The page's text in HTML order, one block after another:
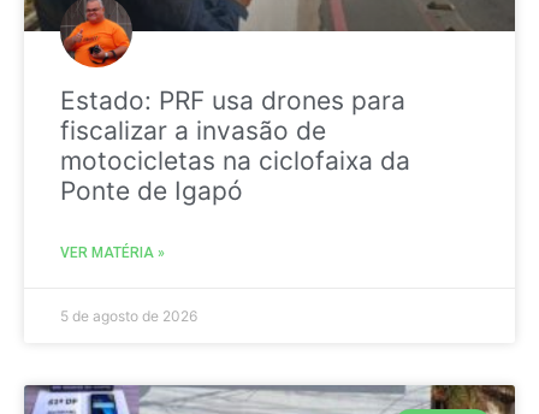
Estado: PRF usa drones para
fiscalizar a invasão de
motocicletas na ciclofaixa da
Ponte de Igapó
VER MATÉRIA »
5 de agosto de 2026